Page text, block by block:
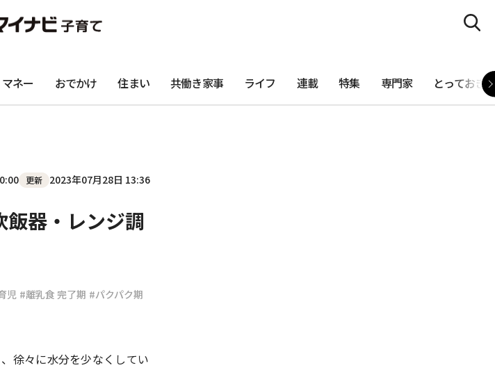
セブンルール #共働き夫婦
マネー おでかけ 住まい 共働き家事 ライフ 連載 特集 専門家 とっておき
更新 2023年07月28日 13:36
器・レンジ調
児 #離乳食 完了期 #パクパク期
徐々に水分を少なくしてい